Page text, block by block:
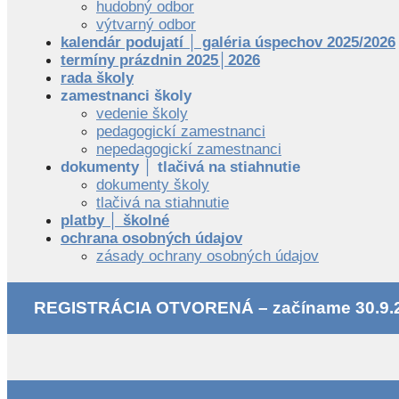
hudobný odbor
výtvarný odbor
kalendár podujatí │ galéria úspechov 2025/2026
termíny prázdnin 2025│2026
rada školy
zamestnanci školy
vedenie školy
pedagogickí zamestnanci
nepedagogickí zamestnanci
dokumenty │ tlačivá na stiahnutie
dokumenty školy
tlačivá na stiahnutie
platby │ školné
ochrana osobných údajov
zásady ochrany osobných údajov
REGISTRÁCIA OTVORENÁ – začíname